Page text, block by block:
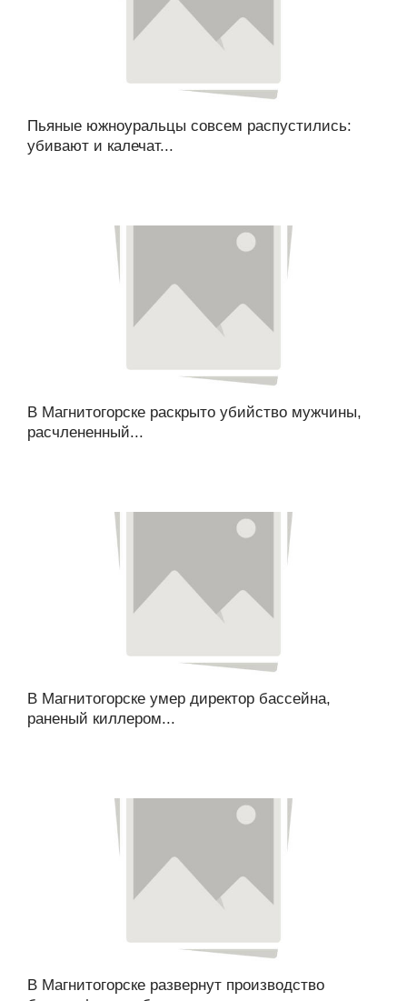
Пьяные южноуральцы совсем распустились:
убивают и калечат...
В Магнитогорске раскрыто убийство мужчины,
расчлененный...
В Магнитогорске умер директор бассейна,
раненый киллером...
В Магнитогорске развернут производство